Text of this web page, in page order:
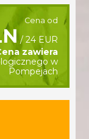
Cena od
/ 24 EUR
zawiera
w
Pompejach